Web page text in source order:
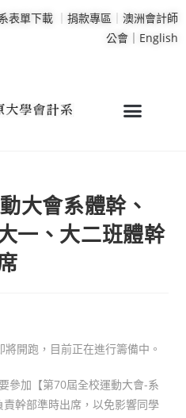
系表單下載 ｜ 捐款專區 ｜ 澳洲會計師
公會｜ English
大會系體幹、
一、大二班體幹
開跑，目前正在進行籌備中。
參加【第70屆全校運動大會-系
幹部準時出席，以免影響同學